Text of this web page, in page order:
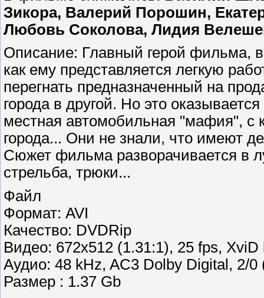
Зикора, Валерий Порошин,
Любовь Соколова, Лидия
Описание: Главный герой фильма,
как ему представляется легкую
перегнать предназначенный на
города в другой. Но это
местная автомобильная "мафия", с
города... Они не знали, что имеют
Сюжет фильма разворачивается в
стрельба, трюки...
Файл
Формат: AVI
Качество: DVDRip
Видео: 672x512 (1.31:1), 25 fps,
Аудио: 48 kHz, AC3 Dolby Digital, 2/0
Размер : 1.37 Gb